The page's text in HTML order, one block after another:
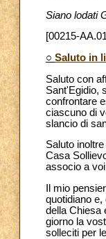
Siano lodati
[00215-
○ Saluto in
Saluto con
Sant'Egidio,
confrontare
ciascuno di
slancio di
Saluto
Casa
associo a
Il mio
quotidiano
della Chiesa
giorno la
solleciti per